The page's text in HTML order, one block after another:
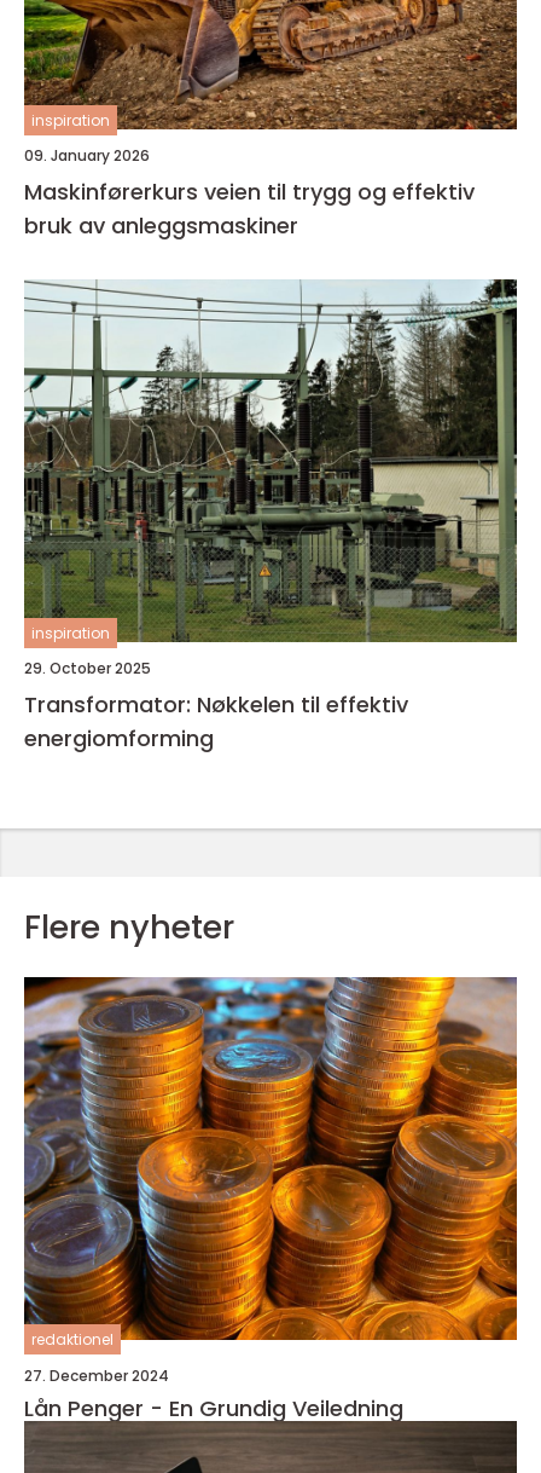
inspiration
09. January 2026
Maskinførerkurs veien til trygg og effektiv
bruk av anleggsmaskiner
inspiration
29. October 2025
Transformator: Nøkkelen til effektiv
energiomforming
Flere nyheter
redaktionel
27. December 2024
Lån Penger - En Grundig Veiledning